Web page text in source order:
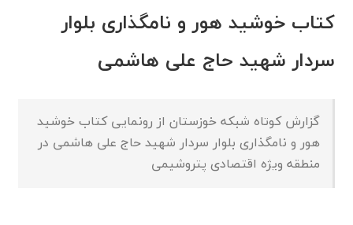
کتاب خوشید هور و نامگذاری بلوار
سردار شهید حاج علی هاشمی
گزارش کوتاه شبکه خوزستان از رونمایی کتاب خوشید
هور و نامگذاری بلوار سردار شهید حاج علی هاشمی در
منطقه ویژه اقتصادی پتروشیمی